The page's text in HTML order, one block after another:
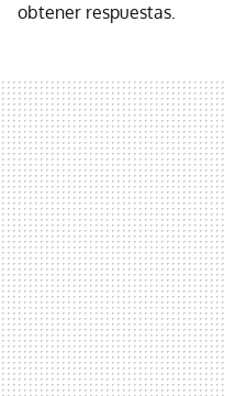
obtener respuestas.